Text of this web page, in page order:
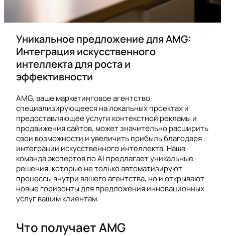
Уникальное предложение для AMG:
Интеграция искусственного
интеллекта для роста и
эффективности
AMG, ваше маркетинговое агентство,
специализирующееся на локальных проектах и
предоставляющее услуги контекстной рекламы и
продвижения сайтов, может значительно расширить
свои возможности и увеличить прибыль благодаря
интеграции искусственного интеллекта. Наша
команда экспертов по AI предлагает уникальные
решения, которые не только автоматизируют
процессы внутри вашего агентства, но и открывают
новые горизонты для предложения инновационных
услуг вашим клиентам.
Что получает AMG